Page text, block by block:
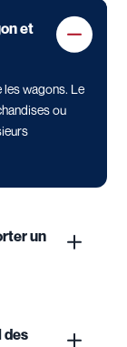
et
les wagons. Le
ou
un
des